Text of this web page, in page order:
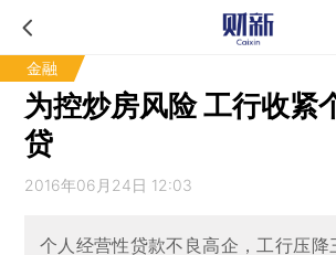
金融
为控炒房风险 工行收紧
贷
2016年06月24日 12:03
个人经营性贷款不良高企，工行压降